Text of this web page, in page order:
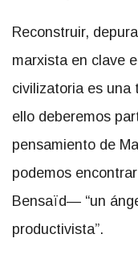
Reconstruir,
marxista en clave
civilizatoria es una
ello deberemos
pensamiento de
podemos
Bensaïd— “un
productivista”.